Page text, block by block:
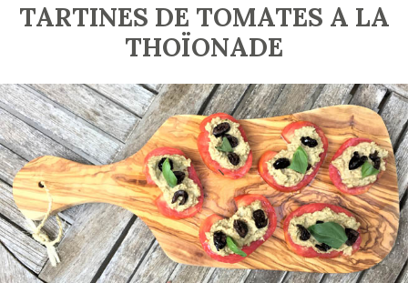
TARTINES DE TOMATES A LA
THOÏONADE